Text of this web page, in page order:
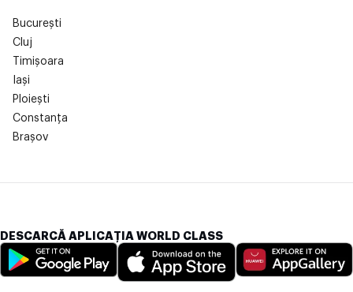
București
Cluj
Timișoara
Iași
Ploiești
Constanța
Brașov
DESCARCĂ APLICAȚIA WORLD CLASS